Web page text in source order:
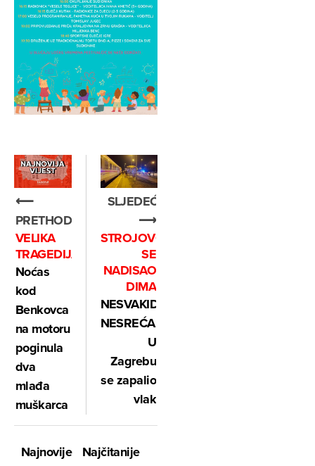
⟵
PRETHODNO
VELIKA
TRAGEDIJA
Noćas
kod
Benkovca
na motoru
poginula
dva
mlađa
muškarca
SLJEDEĆE
⟶
STROJOVOĐA
SE
NADISAO
DIMA
NESVAKIDAŠNJA
NESREĆA:
U
Zagrebu
se zapalio
vlak
Najnovije
Najčitanije